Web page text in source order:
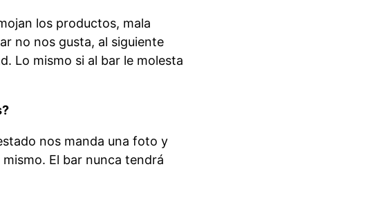
los productos, mala
no nos gusta, al siguiente
Lo mismo si al bar le molesta
nos manda una foto y
El bar nunca tendrá